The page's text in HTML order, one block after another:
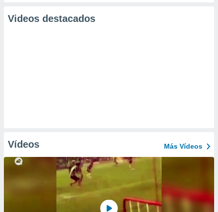
Videos destacados
Vídeos Más Vídeos